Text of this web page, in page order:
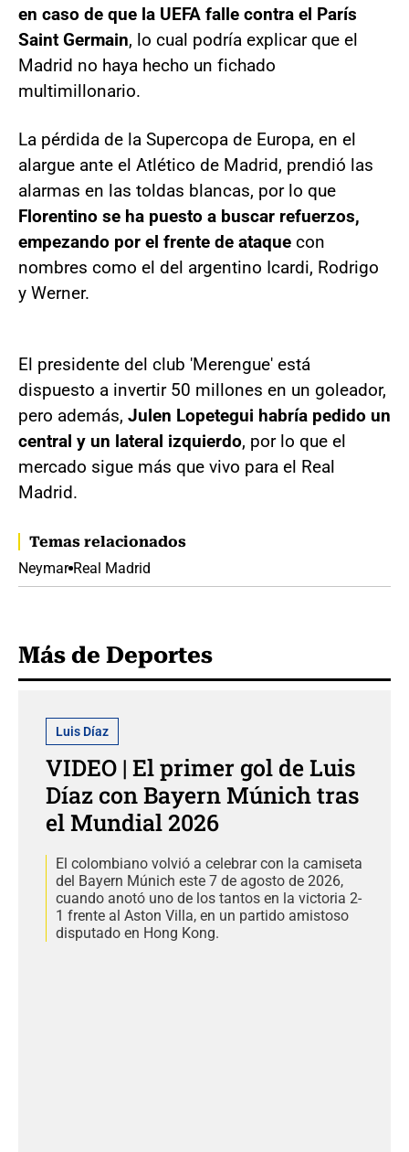
en caso de que la UEFA falle contra el París
Saint Germain, lo cual podría explicar que el
Madrid no haya hecho un fichado
multimillonario.
La pérdida de la Supercopa de Europa, en el
alargue ante el Atlético de Madrid, prendió las
alarmas en las toldas blancas, por lo que
Florentino se ha puesto a buscar refuerzos,
empezando por el frente de ataque con
nombres como el del argentino Icardi, Rodrigo
y Werner.
El presidente del club 'Merengue' está
dispuesto a invertir 50 millones en un goleador,
pero además, Julen Lopetegui habría pedido un
central y un lateral izquierdo, por lo que el
mercado sigue más que vivo para el Real
Madrid.
Temas relacionados
Neymar Real Madrid
Más de Deportes
Luis Díaz
VIDEO | El primer gol de Luis
Díaz con Bayern Múnich tras
el Mundial 2026
El colombiano volvió a celebrar con la camiseta
del Bayern Múnich este 7 de agosto de 2026,
cuando anotó uno de los tantos en la victoria 2-
1 frente al Aston Villa, en un partido amistoso
disputado en Hong Kong.